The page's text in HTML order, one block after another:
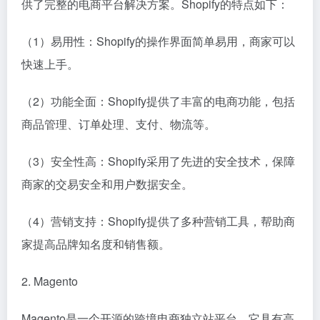
供了完整的电商平台解决方案。Shopify的特点如下：
（1）易用性：Shopify的操作界面简单易用，商家可以
快速上手。
（2）功能全面：Shopify提供了丰富的电商功能，包括
商品管理、订单处理、支付、物流等。
（3）安全性高：Shopify采用了先进的安全技术，保障
商家的交易安全和用户数据安全。
（4）营销支持：Shopify提供了多种营销工具，帮助商
家提高品牌知名度和销售额。
2. Magento